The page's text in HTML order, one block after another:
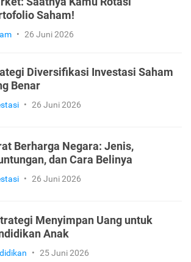
Saham!
• 26 Juni 2026
Diversifikasi Investasi Saham
Benar
• 26 Juni 2026
Berharga Negara: Jenis,
dan Cara Belinya
• 26 Juni 2026
Menyimpan Uang untuk
Anak
• 25 Juni 2026